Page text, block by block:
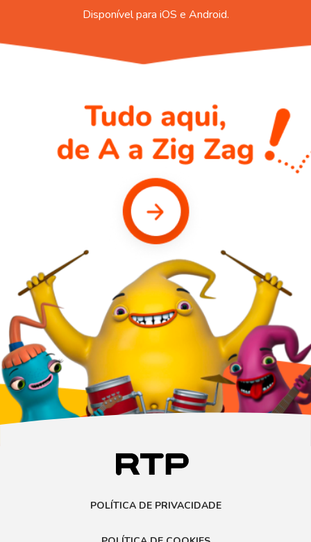
Disponível para iOS e Android.
POLÍTICA DE PRIVACIDADE